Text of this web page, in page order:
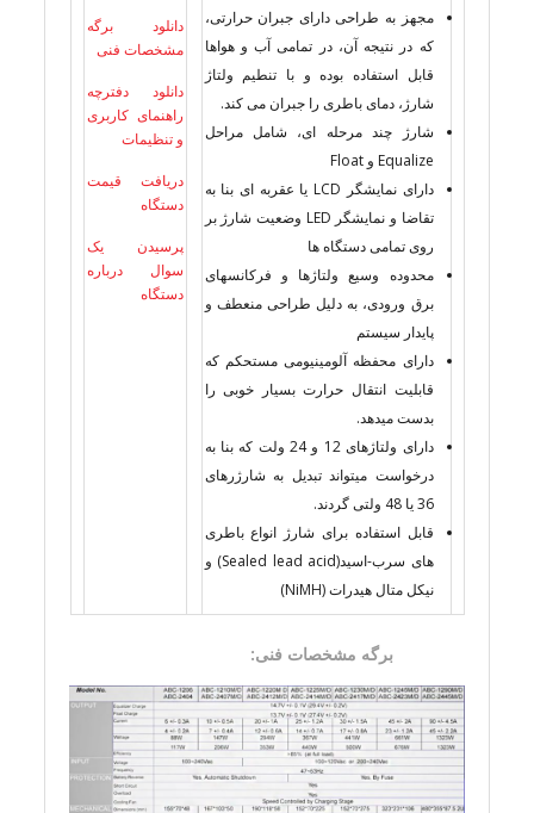
مجهز به طراحی دارای جبران حرارتی،
که در نتیجه آن، در تمامی آب و هواها
قابل استفاده بوده و با تنطیم ولتاژ
شارژ، دمای باطری را جبران می کند.
شارژ چند مرحله ای، شامل مراحل
Equalize و Float
دارای نمایشگر LCD یا عقربه ای بنا به
تقاضا و نمایشگر LED وضعیت شارژ بر
روی تمامی دستگاه ها
محدوده وسیع ولتاژها و فرکانسهای
برق ورودی، به دلیل طراحی منعطف و
پایدار سیستم
دارای محفظه آلومینیومی مستحکم که
قابلیت انتقال حرارت بسیار خوبی را
بدست میدهد.
دارای ولتاژهای 12 و 24 ولت که بنا به
درخواست میتواند تبدیل به شارژرهای
36 یا 48 ولتی گردند.
قابل استفاده برای شارژ انواع باطری
های سرب-اسید(Sealed lead acid) و
نیکل متال هیدرات (NiMH)
دانلود برگه
مشخصات فنی
دانلود دفترچه
راهنمای کاربری
و تنظیمات
دریافت قیمت
دستگاه
پرسیدن یک
سوال درباره
دستگاه
برگه مشخصات فنی: